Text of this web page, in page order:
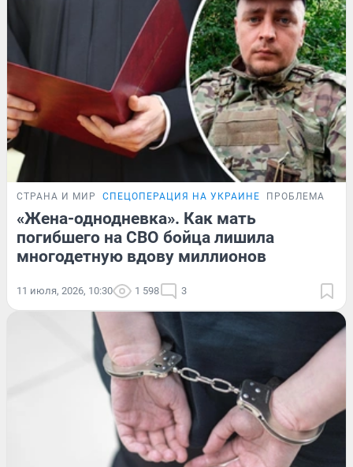
СТРАНА И МИР СПЕЦОПЕРАЦИЯ НА УКРАИНЕ ПРОБЛЕМА
«Жена-однодневка». Как мать
погибшего на СВО бойца лишила
многодетную вдову миллионов
11 июля, 2026, 10:30 1 598 3